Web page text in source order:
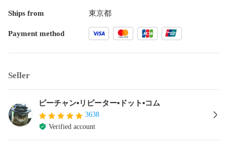
Ships from 東京都
Payment method
Seller
ピーチャン▪リピーター▪ドット▪コム
3638
Verified account